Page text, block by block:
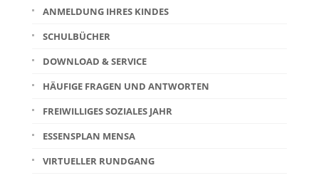
ANMELDUNG IHRES KINDES
SCHULBÜCHER
DOWNLOAD & SERVICE
HÄUFIGE FRAGEN UND ANTWORTEN
FREIWILLIGES SOZIALES JAHR
ESSENSPLAN MENSA
VIRTUELLER RUNDGANG